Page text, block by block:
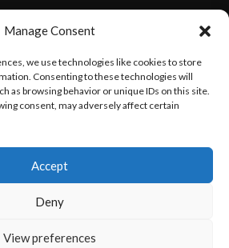
Manage Consent
we use technologies like cookies to store
Consenting to these technologies will
as browsing behavior or unique IDs on this site.
consent, may adversely affect certain
Accept
Deny
View preferences
Síguenos
2026. Todos los derechos reservados..